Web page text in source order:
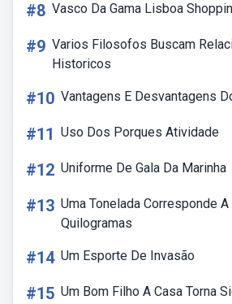
#8 Vasco Da Gama Lisboa
#9 Varios Filosofos Buscam
Historicos
#10 Vantagens E Desvantagens
#11 Uso Dos Porques Atividade
#12 Uniforme De Gala Da Marinha
#13 Uma Tonelada Corresponde A
Quilogramas
#14 Um Esporte De Invasão
#15 Um Bom Filho A Casa Torna